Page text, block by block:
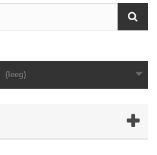
(leeg)